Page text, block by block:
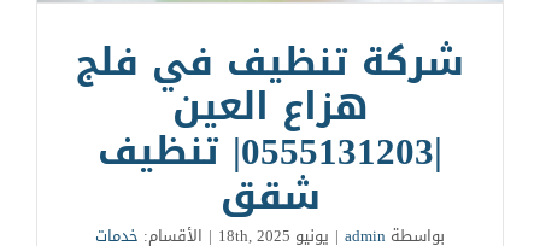
شركة تنظيف في فلج
هزاع العين
|0555131203| تنظيف
شقق
بواسطة admin
| يونيو 18th, 2025 | الأقسام: خدمات